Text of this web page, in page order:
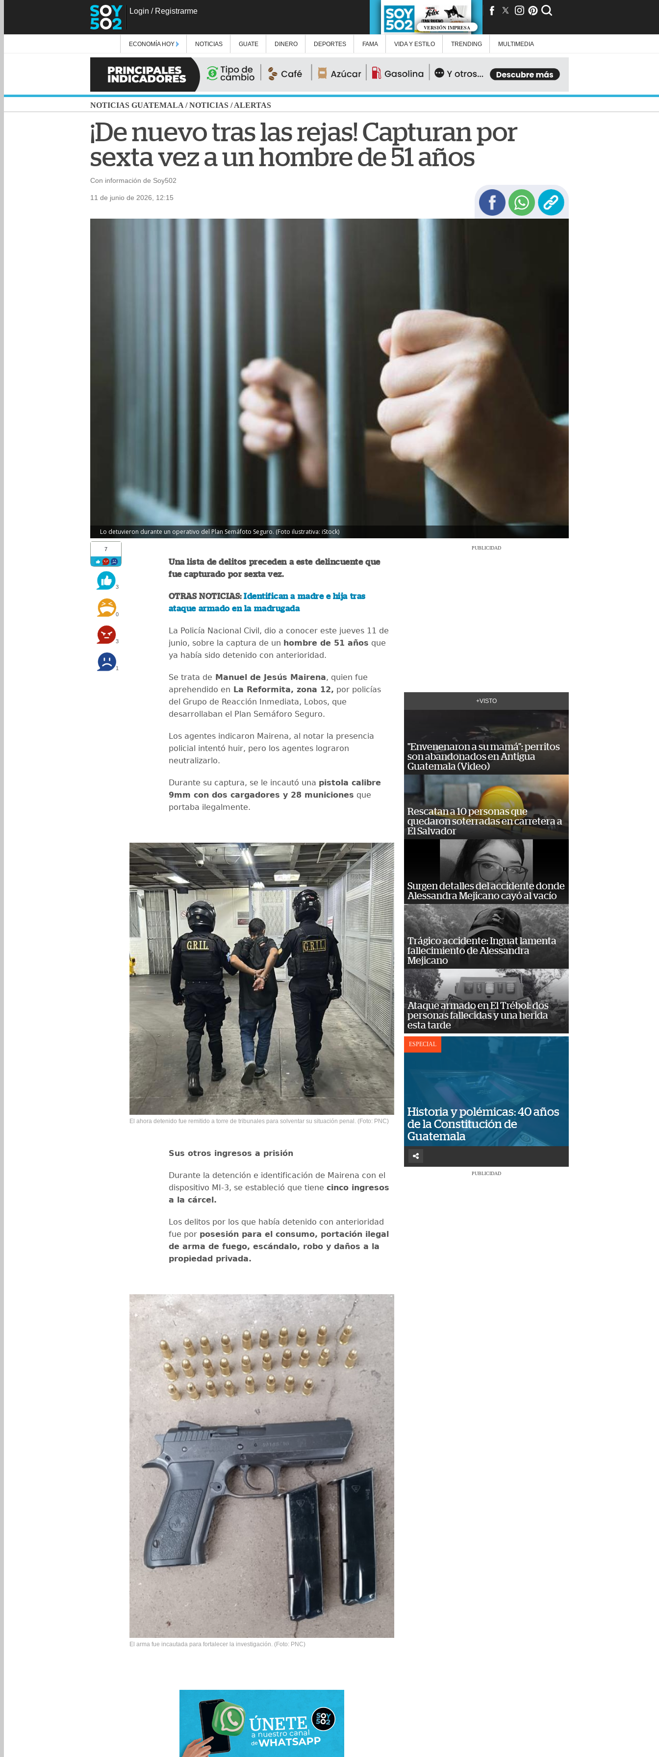
Login / Registrarme
VERSIÓN IMPRESA
ECONOMÍA HOY NOTICIAS GUATE DINERO DEPORTES FAMA VIDA Y ESTILO TRENDING MULTIMEDIA
NOTICIAS GUATEMALA /NOTICIAS /ALERTAS
¡De nuevo tras las rejas! Capturan por
sexta vez a un hombre de 51 años
Con información de Soy502
11 de junio de 2026, 12:15
Lo detuvieron durante un operativo del Plan Semáfoto Seguro. (Foto ilustrativa: iStock)
7
3
0
3
1
Una lista de delitos preceden a este delincuente que
fue capturado por sexta vez.
OTRAS NOTICIAS:Identifican a madre e hija tras
ataque armado en la madrugada
La Policía Nacional Civil, dio a conocer este jueves 11 de
junio, sobre la captura de un hombre de 51 años que
ya había sido detenido con anterioridad.
Se trata de Manuel de Jesús Mairena, quien fue
aprehendido en La Reformita, zona 12, por policías
del Grupo de Reacción Inmediata, Lobos, que
desarrollaban el Plan Semáforo Seguro.
Los agentes indicaron Mairena, al notar la presencia
policial intentó huir, pero los agentes lograron
neutralizarlo.
Durante su captura, se le incautó una pistola calibre
9mm con dos cargadores y 28 municiones que
portaba ilegalmente.
El ahora detenido fue remitido a torre de tribunales para solventar su situación penal. (Foto: PNC)
Sus otros ingresos a prisión
Durante la detención e identificación de Mairena con el
dispositivo MI-3, se estableció que tiene cinco ingresos
a la cárcel.
Los delitos por los que había detenido con anterioridad
fue por posesión para el consumo, portación ilegal
de arma de fuego, escándalo, robo y daños a la
propiedad privada.
El arma fue incautada para fortalecer la investigación. (Foto: PNC)
PUBLICIDAD
+VISTO
"Envenenaron a su mamá": perritos
son abandonados en Antigua
Guatemala (Video)
Rescatan a 10 personas que
quedaron soterradas en carretera a
El Salvador
Surgen detalles del accidente donde
Alessandra Mejicano cayó al vacío
Trágico accidente: Inguat lamenta
fallecimiento de Alessandra
Mejicano
Ataque armado en El Trébol: dos
personas fallecidas y una herida
esta tarde
ESPECIAL
Historia y polémicas: 40 años
de la Constitución de
Guatemala
PUBLICIDAD